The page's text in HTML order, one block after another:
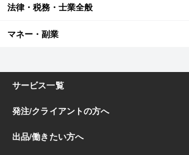
法律・税務・士業全般
マネー・副業